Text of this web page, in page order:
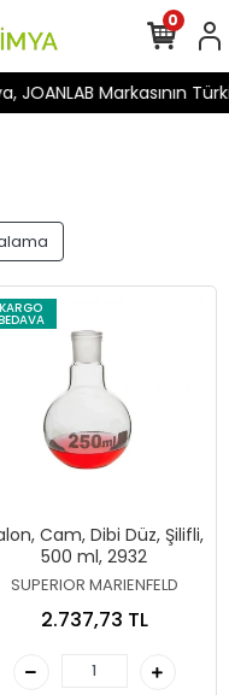
JOANLAB Markasının
0
KARGO
Cam, Dibi Düz, Şilifli,
500 ml, 2932
SUPERIOR MARIENFELD
2.737,73 TL